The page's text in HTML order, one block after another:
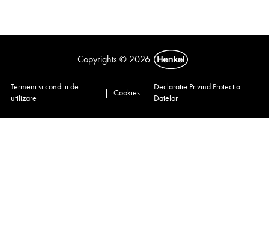
Copyrights © 2026
Termeni si conditii de
utilizare
| Cookies |
Declaratie Privind Protectia
Datelor